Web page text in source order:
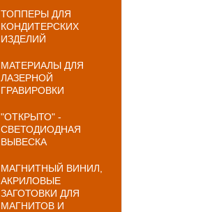
ТОППЕРЫ ДЛЯ
КОНДИТЕРСКИХ
ИЗДЕЛИЙ
МАТЕРИАЛЫ ДЛЯ
ЛАЗЕРНОЙ
ГРАВИРОВКИ
"ОТКРЫТО" -
СВЕТОДИОДНАЯ
ВЫВЕСКА
МАГНИТНЫЙ ВИНИЛ,
АКРИЛОВЫЕ
ЗАГОТОВКИ ДЛЯ
МАГНИТОВ И